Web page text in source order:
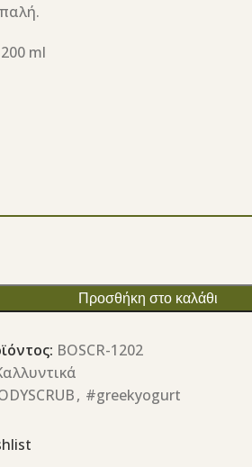
ml
Προσθήκη στο καλάθι
BOSCR-1202
, #greekyogurt